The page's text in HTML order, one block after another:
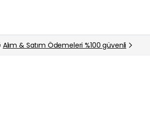
Alım & Satım Ödemeleri %100 güvenli